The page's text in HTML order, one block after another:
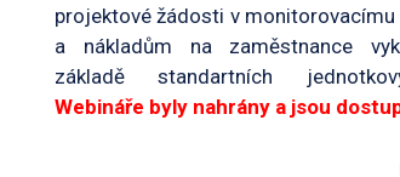
projektové žádosti v
a nákladům na zaměstnance
základě standartních
Webináře byly nahrány a jsou